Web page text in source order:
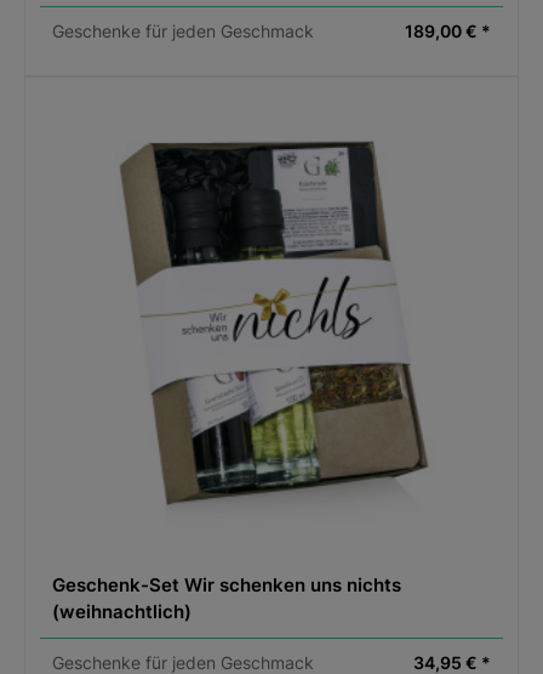
Geschenke für jeden Geschmack 189,00 € *
Geschenk-Set Wir schenken uns nichts
(weihnachtlich)
Geschenke für jeden Geschmack 34,95 € *